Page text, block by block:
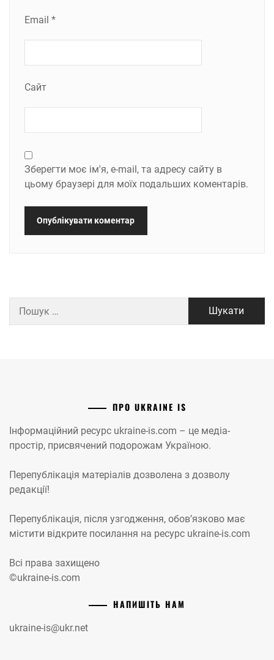
Email *
Сайт
Зберегти моє ім'я, e-mail, та адресу сайту в
цьому браузері для моїх подальших коментарів.
ПРО UKRAINE IS
Інформаційний ресурс ukraine-is.com – це медіа-
простір, присвячений подорожам Україною.
Перепублікація матеріалів дозволена з дозволу
редакції!
Перепублікація, після узгодження, обов’язково має
містити відкрите посилання на ресурс ukraine-is.com
Всі права захищено
©ukraine-is.com
НАПИШІТЬ НАМ
ukraine-is@ukr.net